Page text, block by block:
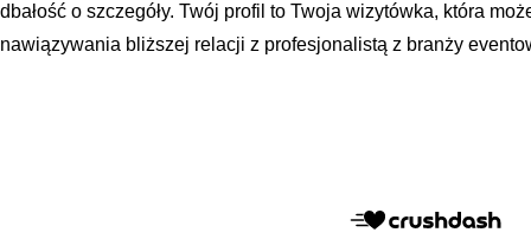
dbałość o szczegóły. Twój profil to Twoja wizytówka, która
nawiązywania bliższej relacji z profesjonalistą z branży